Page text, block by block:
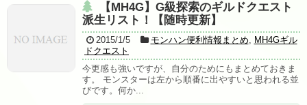
【MH4G】G級探索のギルドクエスト
派生リスト！【随時更新】
2015/1/5 モンハン便利情報まとめ, MH4Gギル
ドクエスト
今更感も強いですが、自分のためにもまとめておきま
す。 モンスターは左から順番に出やすいと思われる並
びです。何か...